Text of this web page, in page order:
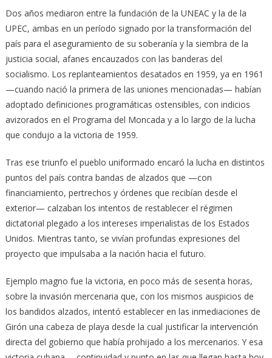
Dos años mediaron entre la fundación de la UNEAC y la de la
UPEC, ambas en un período signado por la transformación del
país para el aseguramiento de su soberanía y la siembra de la
justicia social, afanes encauzados con las banderas del
socialismo. Los replanteamientos desatados en 1959, ya en 1961
—cuando nació la primera de las uniones mencionadas— habían
adoptado definiciones programáticas ostensibles, con indicios
avizorados en el Programa del Moncada y a lo largo de la lucha
que condujo a la victoria de 1959.
Tras ese triunfo el pueblo uniformado encaró la lucha en distintos
puntos del país contra bandas de alzados que —con
financiamiento, pertrechos y órdenes que recibían desde el
exterior— calzaban los intentos de restablecer el régimen
dictatorial plegado a los intereses imperialistas de los Estados
Unidos. Mientras tanto, se vivían profundas expresiones del
proyecto que impulsaba a la nación hacia el futuro.
Ejemplo magno fue la victoria, en poco más de sesenta horas,
sobre la invasión mercenaria que, con los mismos auspicios de
los bandidos alzados, intentó establecer en las inmediaciones de
Girón una cabeza de playa desde la cual justificar la intervención
directa del gobierno que había prohijado a los mercenarios. Y esa